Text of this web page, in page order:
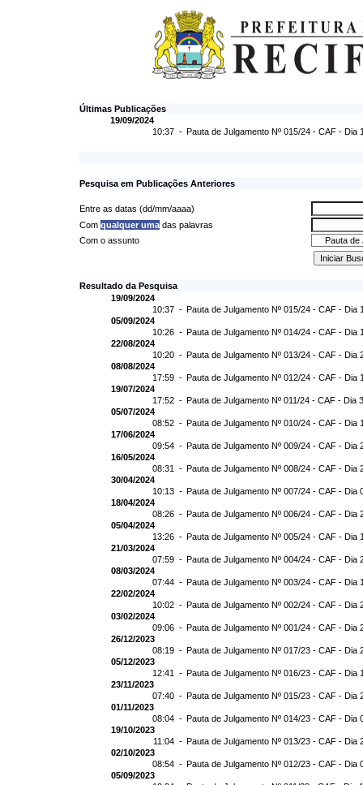
Últimas Publicações
19/09/2024
10:37 - Pauta de Julgamento Nº 015/24 - CAF - Dia
Pesquisa em Publicações Anteriores
Entre as datas (dd/mm/aaaa)
Com qualquer uma das palavras
Com o assunto
Resultado da Pesquisa
19/09/2024
10:37 - Pauta de Julgamento Nº 015/24 - CAF - Dia
05/09/2024
10:26 - Pauta de Julgamento Nº 014/24 - CAF - Dia
22/08/2024
10:20 - Pauta de Julgamento Nº 013/24 - CAF - Dia
08/08/2024
17:59 - Pauta de Julgamento Nº 012/24 - CAF - Dia
19/07/2024
17:52 - Pauta de Julgamento Nº 011/24 - CAF - Dia
05/07/2024
08:52 - Pauta de Julgamento Nº 010/24 - CAF - Dia
17/06/2024
09:54 - Pauta de Julgamento Nº 009/24 - CAF - Dia
16/05/2024
08:31 - Pauta de Julgamento Nº 008/24 - CAF - Dia
30/04/2024
10:13 - Pauta de Julgamento Nº 007/24 - CAF - Dia
18/04/2024
08:26 - Pauta de Julgamento Nº 006/24 - CAF - Dia
05/04/2024
13:26 - Pauta de Julgamento Nº 005/24 - CAF - Dia
21/03/2024
07:59 - Pauta de Julgamento Nº 004/24 - CAF - Dia
08/03/2024
07:44 - Pauta de Julgamento Nº 003/24 - CAF - Dia
22/02/2024
10:02 - Pauta de Julgamento Nº 002/24 - CAF - Dia
03/02/2024
09:06 - Pauta de Julgamento Nº 001/24 - CAF - Dia
26/12/2023
08:19 - Pauta de Julgamento Nº 017/23 - CAF - Dia
05/12/2023
12:41 - Pauta de Julgamento Nº 016/23 - CAF - Dia
23/11/2023
07:40 - Pauta de Julgamento Nº 015/23 - CAF - Dia
01/11/2023
08:04 - Pauta de Julgamento Nº 014/23 - CAF - Dia
19/10/2023
11:04 - Pauta de Julgamento Nº 013/23 - CAF - Dia
02/10/2023
08:54 - Pauta de Julgamento Nº 012/23 - CAF - Dia
05/09/2023